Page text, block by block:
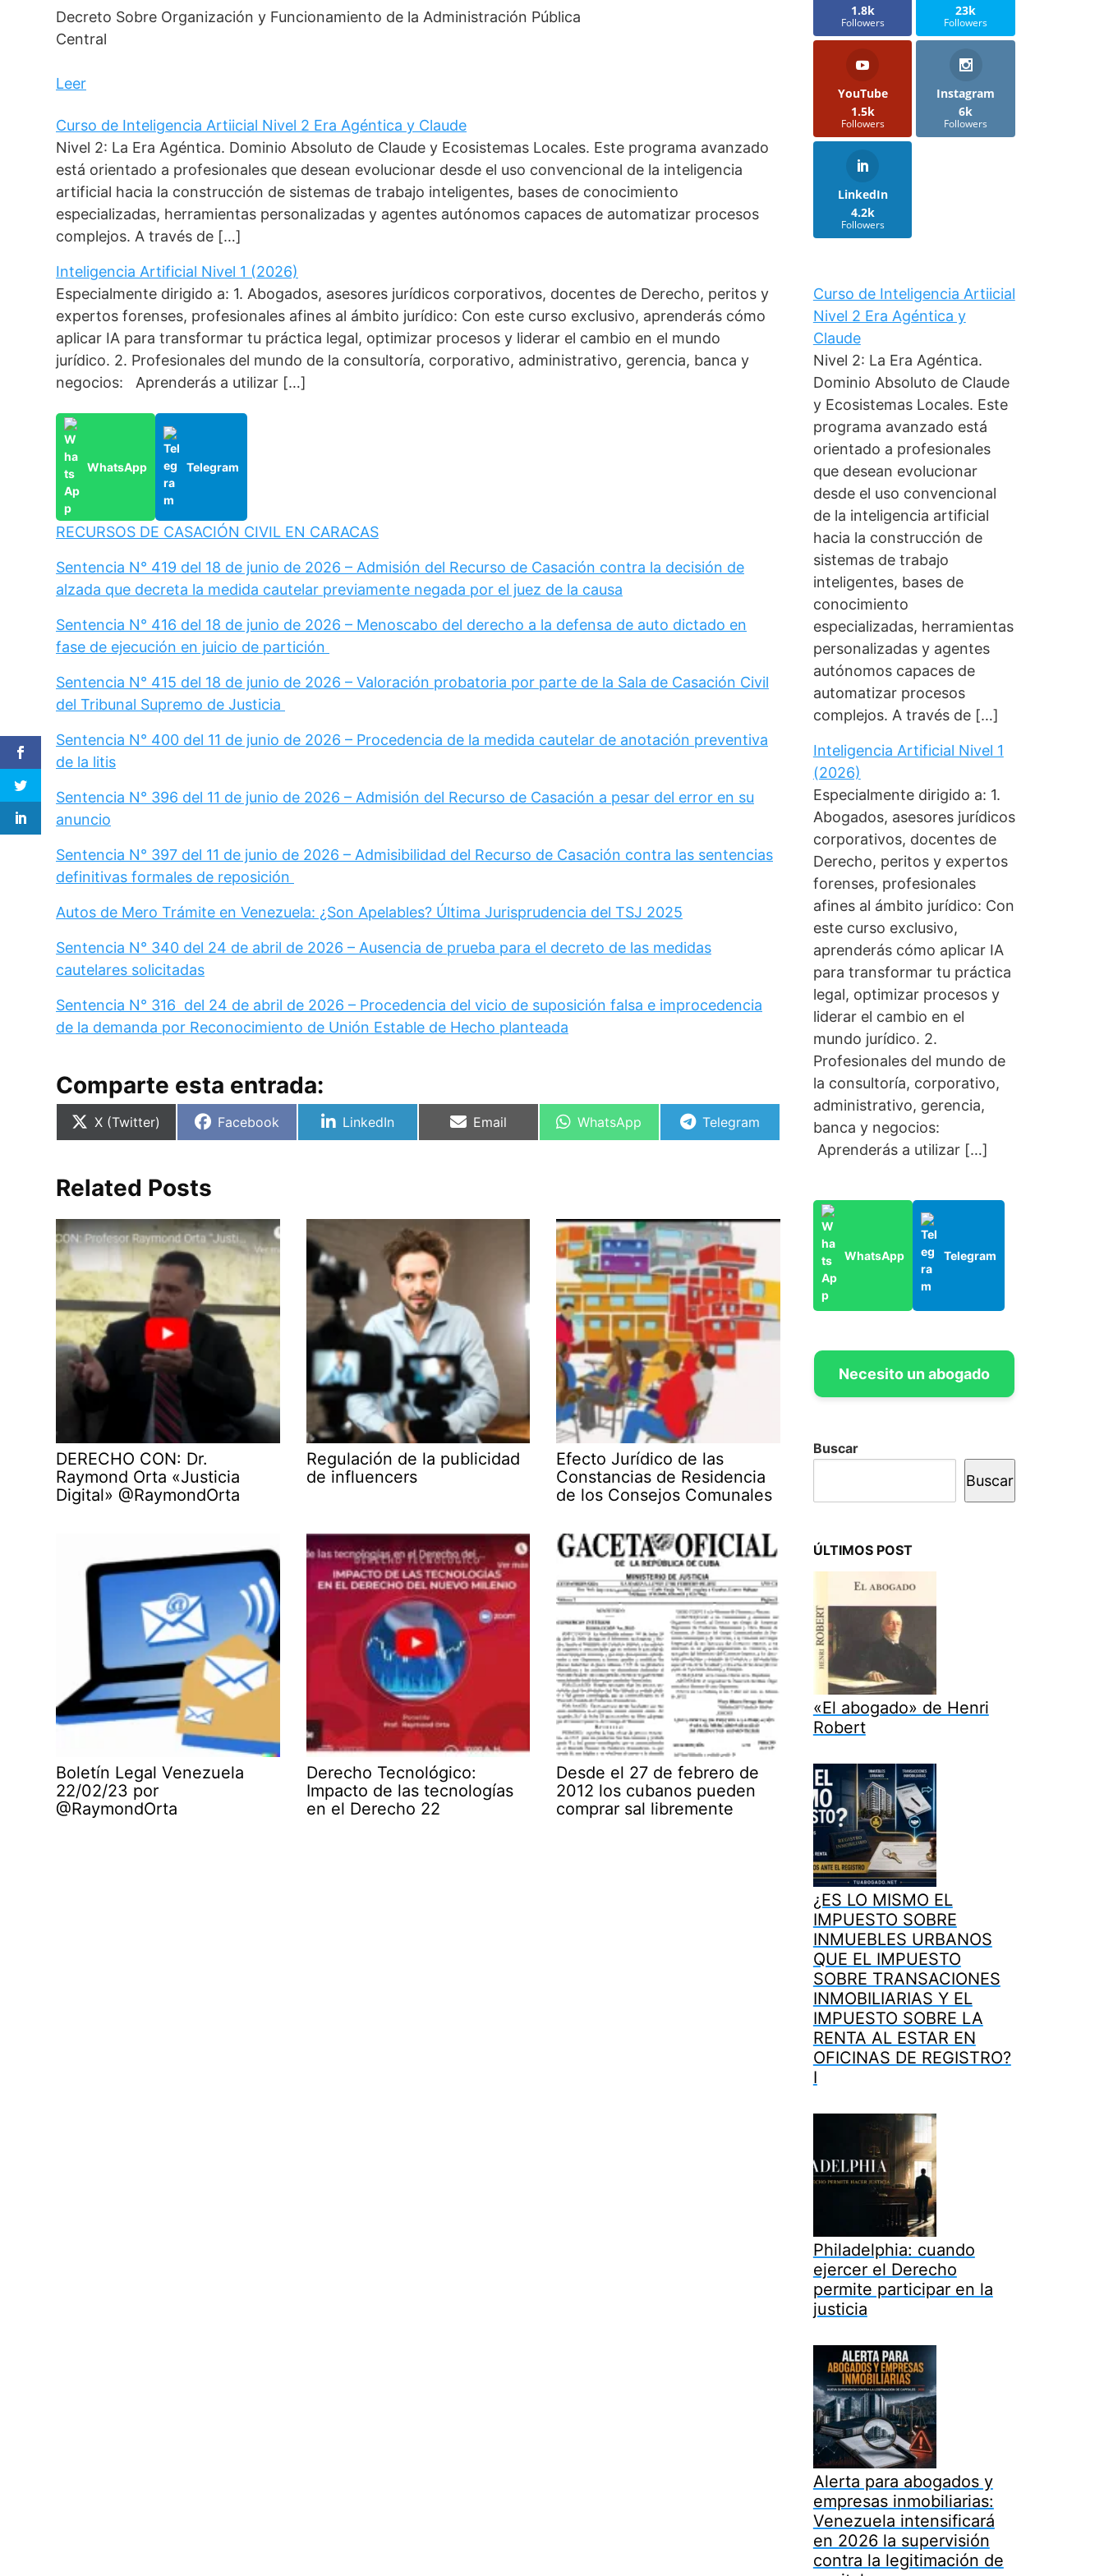
Decreto Sobre Organización y Funcionamiento de la Administración Pública
Central
Leer
Curso de Inteligencia Artiicial Nivel 2 Era Agéntica y Claude
Nivel 2: La Era Agéntica. Dominio Absoluto de Claude y Ecosistemas Locales. Este programa avanzado
está orientado a profesionales que desean evolucionar desde el uso convencional de la inteligencia
artificial hacia la construcción de sistemas de trabajo inteligentes, bases de conocimiento
especializadas, herramientas personalizadas y agentes autónomos capaces de automatizar procesos
complejos. A través de […]
Inteligencia Artificial Nivel 1 (2026)
Especialmente dirigido a: 1. Abogados, asesores jurídicos corporativos, docentes de Derecho, peritos y
expertos forenses, profesionales afines al ámbito jurídico: Con este curso exclusivo, aprenderás cómo
aplicar IA para transformar tu práctica legal, optimizar procesos y liderar el cambio en el mundo
jurídico. 2. Profesionales del mundo de la consultoría, corporativo, administrativo, gerencia, banca y
negocios: Aprenderás a utilizar […]
WhatsApp Telegram
RECURSOS DE CASACIÓN CIVIL EN CARACAS
Sentencia N° 419 del 18 de junio de 2026 – Admisión del Recurso de Casación contra la decisión de
alzada que decreta la medida cautelar previamente negada por el juez de la causa
Sentencia N° 416 del 18 de junio de 2026 – Menoscabo del derecho a la defensa de auto dictado en
fase de ejecución en juicio de partición
Sentencia N° 415 del 18 de junio de 2026 – Valoración probatoria por parte de la Sala de Casación Civil
del Tribunal Supremo de Justicia
Sentencia N° 400 del 11 de junio de 2026 – Procedencia de la medida cautelar de anotación preventiva
de la litis
Sentencia N° 396 del 11 de junio de 2026 – Admisión del Recurso de Casación a pesar del error en su
anuncio
Sentencia N° 397 del 11 de junio de 2026 – Admisibilidad del Recurso de Casación contra las sentencias
definitivas formales de reposición
Autos de Mero Trámite en Venezuela: ¿Son Apelables? Última Jurisprudencia del TSJ 2025
Sentencia N° 340 del 24 de abril de 2026 – Ausencia de prueba para el decreto de las medidas
cautelares solicitadas
Sentencia N° 316 del 24 de abril de 2026 – Procedencia del vicio de suposición falsa e improcedencia
de la demanda por Reconocimiento de Unión Estable de Hecho planteada
Comparte esta entrada:
Compartir
X (Twitter)
Compartir
Facebook
Compartir
LinkedIn
Compartir
Email
Compartir
WhatsApp
Compartir
Telegram
Related Posts
DERECHO CON: Dr.
Raymond Orta «Justicia
Digital» @RaymondOrta
Regulación de la publicidad
de influencers
Efecto Jurídico de las
Constancias de Residencia
de los Consejos Comunales
Boletín Legal Venezuela
22/02/23 por
@RaymondOrta
Derecho Tecnológico:
Impacto de las tecnologías
en el Derecho 22
Desde el 27 de febrero de
2012 los cubanos pueden
comprar sal libremente
1.8k
Followers
23k
Followers
YouTube
1.5k
Followers
Instagram
6k
Followers
LinkedIn
4.2k
Followers
Curso de Inteligencia Artiicial
Nivel 2 Era Agéntica y
Claude
Nivel 2: La Era Agéntica.
Dominio Absoluto de Claude
y Ecosistemas Locales. Este
programa avanzado está
orientado a profesionales
que desean evolucionar
desde el uso convencional
de la inteligencia artificial
hacia la construcción de
sistemas de trabajo
inteligentes, bases de
conocimiento
especializadas, herramientas
personalizadas y agentes
autónomos capaces de
automatizar procesos
complejos. A través de […]
Inteligencia Artificial Nivel 1
(2026)
Especialmente dirigido a: 1.
Abogados, asesores jurídicos
corporativos, docentes de
Derecho, peritos y expertos
forenses, profesionales
afines al ámbito jurídico: Con
este curso exclusivo,
aprenderás cómo aplicar IA
para transformar tu práctica
legal, optimizar procesos y
liderar el cambio en el
mundo jurídico. 2.
Profesionales del mundo de
la consultoría, corporativo,
administrativo, gerencia,
banca y negocios:
Aprenderás a utilizar […]
WhatsApp Telegram
Necesito un abogado
Buscar
Buscar
ÚLTIMOS POST
«El abogado» de Henri
Robert
¿ES LO MISMO EL
IMPUESTO SOBRE
INMUEBLES URBANOS
QUE EL IMPUESTO
SOBRE TRANSACIONES
INMOBILIARIAS Y EL
IMPUESTO SOBRE LA
RENTA AL ESTAR EN
OFICINAS DE REGISTRO?
I
Philadelphia: cuando
ejercer el Derecho
permite participar en la
justicia
Alerta para abogados y
empresas inmobiliarias:
Venezuela intensificará
en 2026 la supervisión
contra la legitimación de